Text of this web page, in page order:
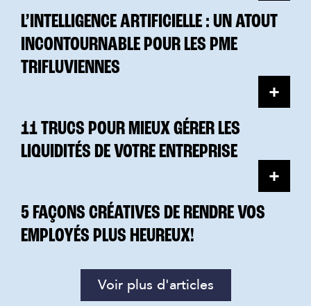
L’INTELLIGENCE ARTIFICIELLE : UN ATOUT
INCONTOURNABLE POUR LES PME
TRIFLUVIENNES
11 TRUCS POUR MIEUX GÉRER LES
LIQUIDITÉS DE VOTRE ENTREPRISE
5 FAÇONS CRÉATIVES DE RENDRE VOS
EMPLOYÉS PLUS HEUREUX!
Voir plus d'articles